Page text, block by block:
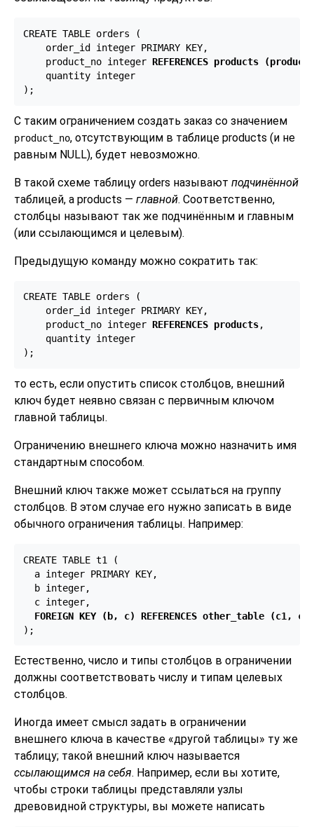
CREATE TABLE orders (
    order_id integer PRIMARY KEY,
    product_no integer
REFERENCES products
    quantity integer
);
С таким ограничением создать заказ со значением
product_no, отсутствующим в таблице products (и не
равным NULL), будет невозможно.
В такой схеме таблицу orders называют подчинённой
таблицей, а products — главной. Соответственно,
столбцы называют так же подчинённым и главным
(или ссылающимся и целевым).
Предыдущую команду можно сократить так:
CREATE TABLE orders (
    order_id integer PRIMARY KEY,
    product_no integer
REFERENCES products,
    quantity integer
);
то есть, если опустить список столбцов, внешний
ключ будет неявно связан с первичным ключом
главной таблицы.
Ограничению внешнего ключа можно назначить имя
стандартным способом.
Внешний ключ также может ссылаться на группу
столбцов. В этом случае его нужно записать в виде
обычного ограничения таблицы. Например:
CREATE TABLE t1 (
  a integer PRIMARY KEY,
  b integer,
  c integer,
FOREIGN KEY (b, c) REFERENCES other_table (c1, c2)
);
Естественно, число и типы столбцов в ограничении
должны соответствовать числу и типам целевых
столбцов.
Иногда имеет смысл задать в ограничении
внешнего ключа в качестве «другой таблицы» ту же
таблицу; такой внешний ключ называется
ссылающимся на себя. Например, если вы хотите,
чтобы строки таблицы представляли узлы
древовидной структуры, вы можете написать